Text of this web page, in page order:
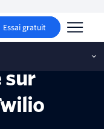
Essai gratuit
sur